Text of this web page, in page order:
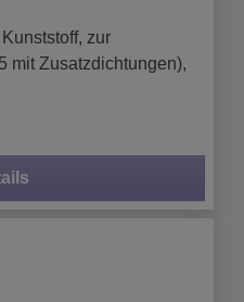
zur
mit Zusatzdichtungen),